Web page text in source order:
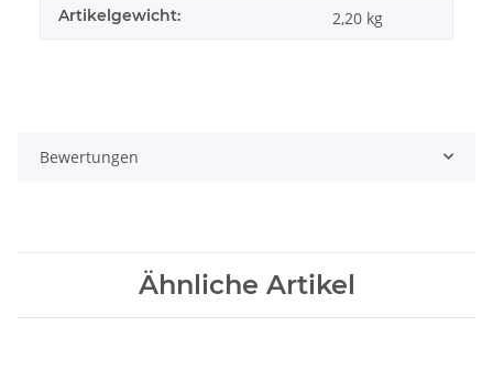
Artikelgewicht: 2,20 kg
Bewertungen
Ähnliche Artikel